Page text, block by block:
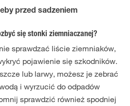
przed sadzeniem
się stonki ziemniaczanej?
sprawdzać liście ziemniaków,
pojawienie się szkodników.
lub larwy, możesz je zebrać
i wyrzucić do odpadów
sprawdzić również spodniej